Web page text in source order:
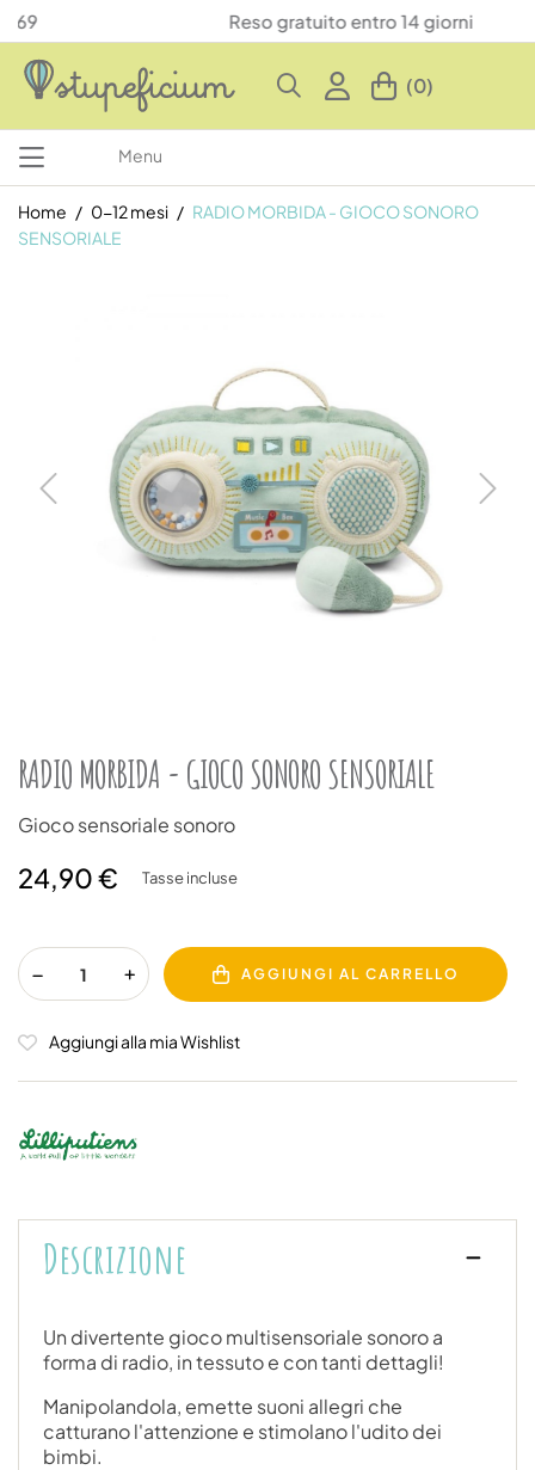
Reso gratuito entro 14 giorni
(0)
Menu
Home 0-12 mesi
RADIO MORBIDA - GIOCO SONORO
SENSORIALE
RADIO MORBIDA - GIOCO SONORO SENSORIALE
Gioco sensoriale sonoro
24,90 € Tasse incluse
AGGIUNGI AL CARRELLO
Aggiungi alla mia Wishlist
Descrizione
Un divertente gioco multisensoriale sonoro a
forma di radio, in tessuto e con tanti dettagli!
Manipolandola, emette suoni allegri che
catturano l'attenzione e stimolano l'udito dei
bimbi.